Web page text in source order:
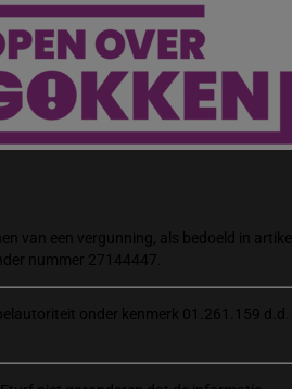
van een vergunning, als bedoeld in artikel
nummer 27144447.
onder kenmerk 01.261.159 d.d.